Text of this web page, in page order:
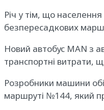
Річ у тім, що
безпересадкових
Новий автобус MAN з
транспортні витрати,
Розробники машини
маршруті №144, який